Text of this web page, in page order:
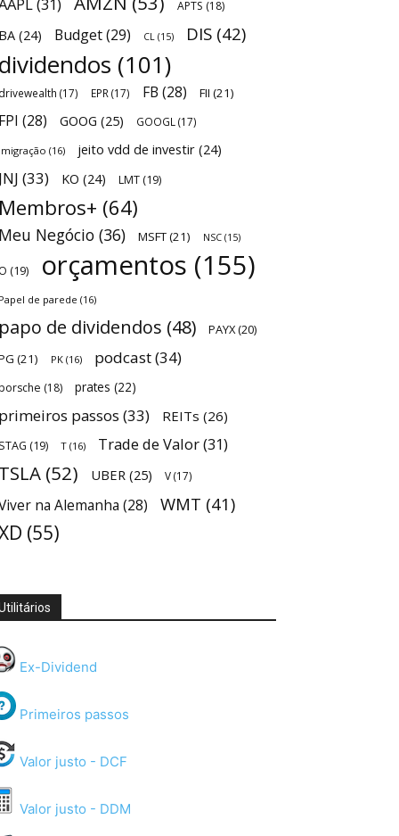
(31) APTS (18)
(24) Budget(29) CL (15) DIS (42)
(101)
(17) EPR(17) FB (28) FII (21)
(28) GOOG (25) GOOGL(17)
(16) jeito vdd de investir (24)
(33) KO (24) LMT (19)
(64)
Negócio (36) MSFT(21) NSC (15)
(19) orçamentos (155)
de parede (16)
de dividendos (48) PAYX(20)
(21) PK (16) podcast(34)
(18) prates (22)
passos (33) REITs (26)
(19) T (16) Trade de Valor(31)
(52) UBER (25) V(17)
na Alemanha (28) WMT (41)
(55)
Ex-Dividend
Primeiros passos
Valor justo - DCF
Valor justo - DDM